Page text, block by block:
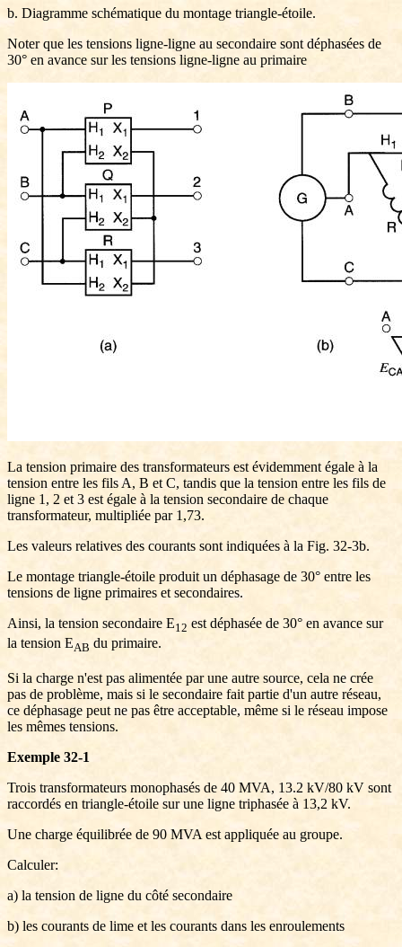
b. Diagramme schématique du montage triangle-étoile.
Noter que les tensions ligne-ligne au secondaire sont déphasées de
30° en avance sur les tensions ligne-ligne au primaire
La tension primaire des transformateurs est évidemment égale à la
tension entre les fils A, B et C, tandis que la tension entre les fils de
ligne 1, 2 et 3 est égale à la tension secondaire de chaque
transformateur, multipliée par 1,73.
Les valeurs relatives des courants sont indiquées à la Fig. 32-3b.
Le montage triangle-étoile produit un déphasage de 30° entre les
tensions de ligne primaires et secondaires.
Ainsi, la tension secondaire E12 est déphasée de 30° en avance sur
la tension EAB du primaire.
Si la charge n'est pas alimentée par une autre source, cela ne crée
pas de problème, mais si le secondaire fait partie d'un autre réseau,
ce déphasage peut ne pas être acceptable, même si le réseau impose
les mêmes tensions.
Exemple 32-1
Trois transformateurs monophasés de 40 MVA, 13.2 kV/80 kV sont
raccordés en triangle-étoile sur une ligne triphasée à 13,2 kV.
Une charge équilibrée de 90 MVA est appliquée au groupe.
Calculer:
a) la tension de ligne du côté secondaire
b) les courants de lime et les courants dans les enroulements